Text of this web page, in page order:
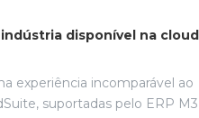
disponível na cloud
experiência incomparável ao
suportadas pelo ERP M3